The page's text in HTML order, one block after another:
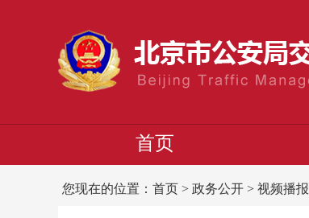
首页
您现在的位置： 首页 > 政务公开 > 视频播报